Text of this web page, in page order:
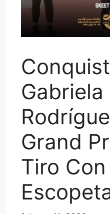
Gabriela
Grand
Tiro Con